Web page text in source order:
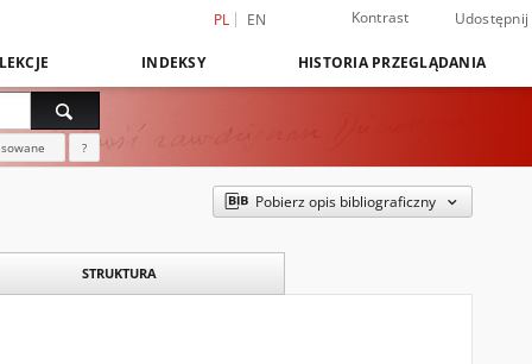
PL EN Kontrast Udostępnij
INDEKSY HISTORIA PRZEGLĄDANIA
?
Pobierz opis bibliograficzny
STRUKTURA